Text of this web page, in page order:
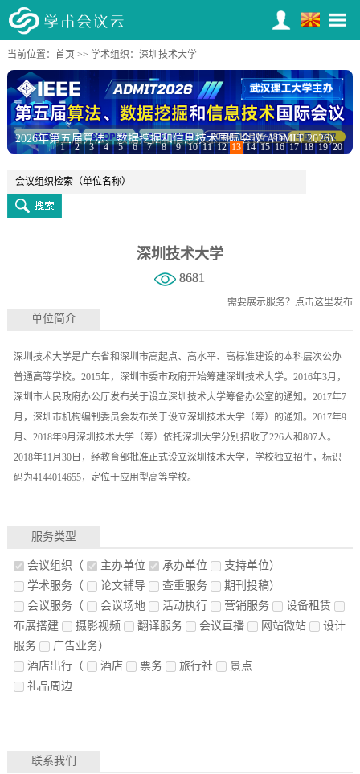
当前位置： 首页 >> 学术组织 ：深圳技术大学
2026年第五届算法、数据挖掘和信息技术国际会议(ADMIT 2026)
1 2 3 4 5 6 7 8 9 10 11 12 13 14 15 16 17 18 19 20
深圳技术大学
8681
需要展示服务？ 点击这里发布
单位简介
深圳技术大学是广东省和深圳市高起点、高水平、高标准建设的本科层次公办
普通高等学校。2015年，深圳市委市政府开始筹建深圳技术大学。2016年3月，
深圳市人民政府办公厅发布关于设立深圳技术大学筹备办公室的通知。2017年7
月，深圳市机构编制委员会发布关于设立深圳技术大学（筹）的通知。2017年9
月、2018年9月深圳技术大学（筹）依托深圳大学分别招收了226人和807人。
2018年11月30日，经教育部批准正式设立深圳技术大学，学校独立招生，标识
码为4144014655，定位于应用型高等学校。
服务类型
会议组织 （ 主办单位 承办单位
支持单位）
学术服务（ 论文辅导 查重服务
期刊投稿）
会议服务（ 会议场地 活动执行 营销服务
设备租赁
布展搭建
摄影视频 翻译服务 会议直播 网站微站
设计
服务
广告业务）
酒店出行（ 酒店 票务 旅行社
景点
礼品周边
联系我们